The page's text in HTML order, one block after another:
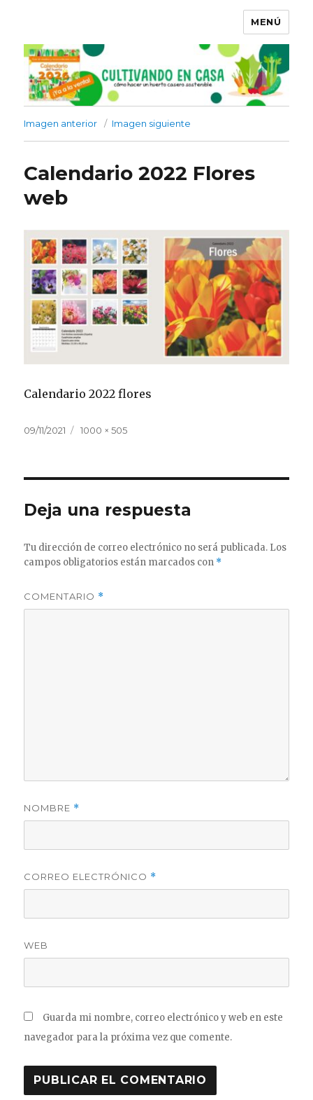
MENÚ
Imagen anterior Imagen siguiente
Calendario 2022 Flores
web
Calendario 2022 flores
Publicado
09/11/2021
Tamaño
1000 × 505
Deja una respuesta
Tu dirección de correo electrónico no será publicada. Los
campos obligatorios están marcados con *
COMENTARIO *
NOMBRE *
CORREO ELECTRÓNICO *
WEB
Guarda mi nombre, correo electrónico y web en este
navegador para la próxima vez que comente.